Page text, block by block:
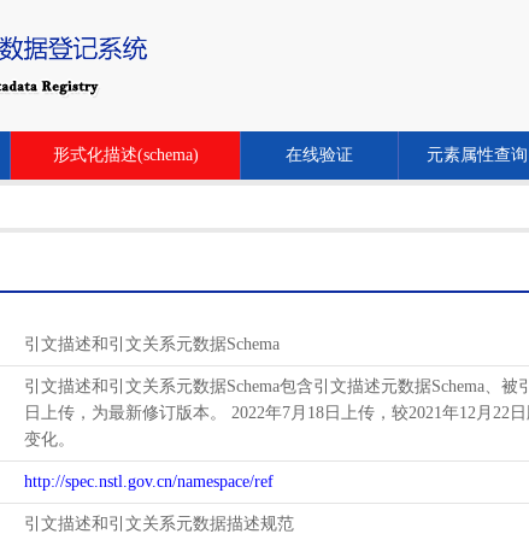
形式化描述(schema) 在线验证 元素属性查询
引文描述和引文关系元数据Schema
引文描述和引文关系元数据Schema包含引文描述元数据Schema、被
日上传，为最新修订版本。 2022年7月18日上传，较2021年12月22
变化。
http://spec.nstl.gov.cn/namespace/ref
引文描述和引文关系元数据描述规范